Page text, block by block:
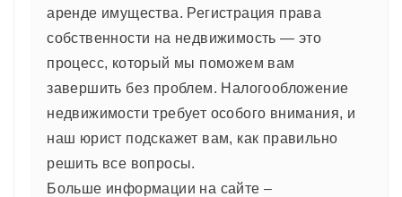
аренде имущества. Регистрация права
собственности на недвижимость — это
процесс, который мы поможем вам
завершить без проблем. Налогообложение
недвижимости требует особого внимания, и
наш юрист подскажет вам, как правильно
решить все вопросы.
Больше информации на сайте –